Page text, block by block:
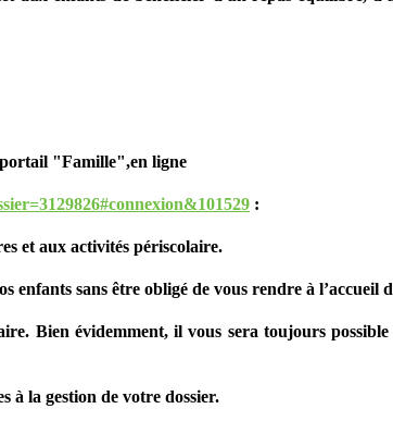
portail "Famille",en ligne
:
et aux activités périscolaire.
enfants sans être obligé de vous rendre à l’accueil
Bien évidemment, il vous sera toujours
à la gestion de votre dossier.